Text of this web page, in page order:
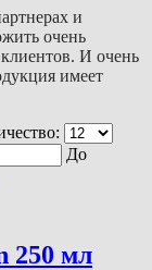
и
очень
И очень
имеет
До
250 мл